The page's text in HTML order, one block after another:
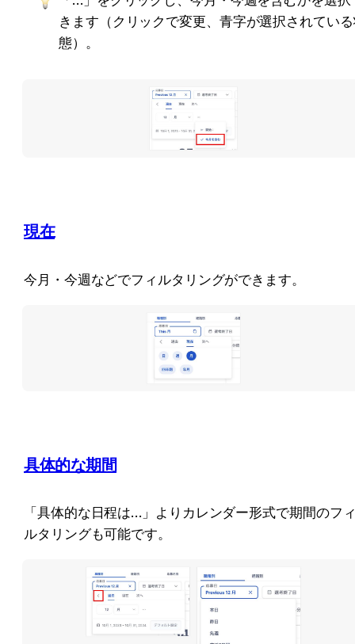
きます（クリックで変更、青字が選択されてい
態）。
現在
今月・今週などでフィルタリングができます。
具体的な期間
「具体的な日程は…」よりカレンダー形式で期間のフ
ルタリングも可能です。